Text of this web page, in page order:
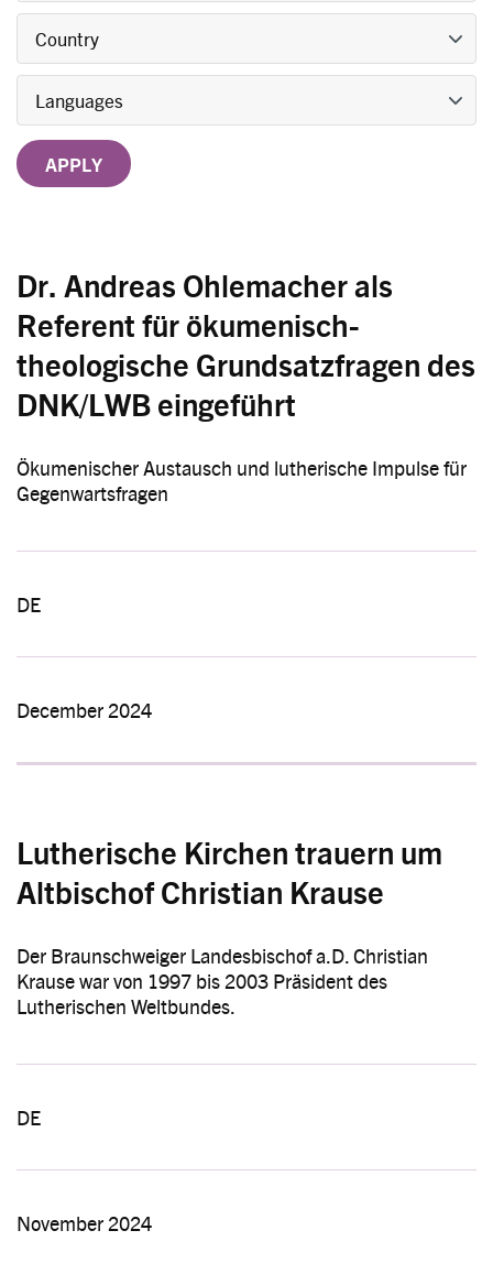
Dr. Andreas Ohlemacher als
Referent für ökumenisch-
theologische Grundsatzfragen des
DNK/LWB eingeführt
Ökumenischer Austausch und lutherische Impulse für
Gegenwartsfragen
DE
December 2024
Lutherische Kirchen trauern um
Altbischof Christian Krause
Der Braunschweiger Landesbischof a.D. Christian
Krause war von 1997 bis 2003 Präsident des
Lutherischen Weltbundes.
DE
November 2024